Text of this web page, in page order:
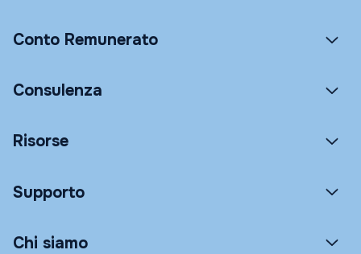
Conto Remunerato
Consulenza
Risorse
Supporto
Chi siamo